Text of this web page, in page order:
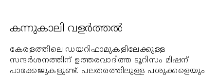
കന്നുകാലി വളര്‍ത്തല്‍
കേരളത്തിലെ ഡയറിഫാമുകളിലേക്കുള്ള
സന്ദര്‍ശനത്തിന് ഉത്തരവാദിത്ത ടൂറിസം മിഷന്
പാക്കേജുകളുണ്ട്. പലതരത്തിലുള്ള പശുക്കളെയും